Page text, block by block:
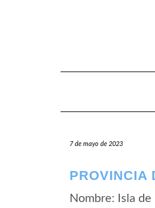
7 de mayo de 2023
PROVINCIA
Nombre: Isla de